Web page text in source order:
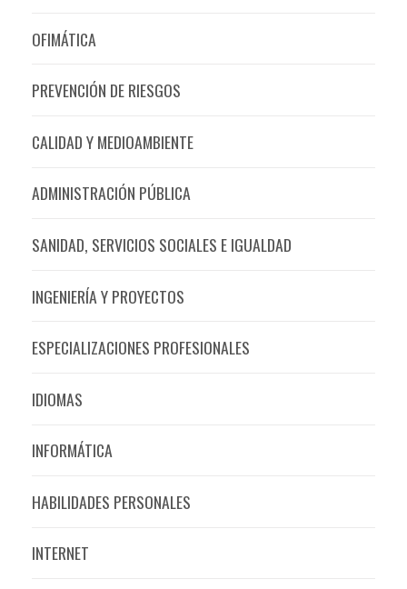
OFIMÁTICA
PREVENCIÓN DE RIESGOS
CALIDAD Y MEDIOAMBIENTE
ADMINISTRACIÓN PÚBLICA
SANIDAD, SERVICIOS SOCIALES E IGUALDAD
INGENIERÍA Y PROYECTOS
ESPECIALIZACIONES PROFESIONALES
IDIOMAS
INFORMÁTICA
HABILIDADES PERSONALES
INTERNET